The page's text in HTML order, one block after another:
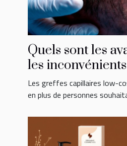
Quels sont les
les
capillaires low-
Les greffes capillaires low-
en plus de personnes